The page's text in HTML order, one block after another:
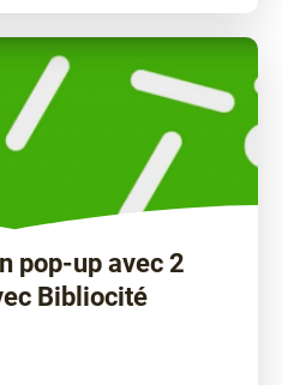
pop-up avec 2
Bibliocité